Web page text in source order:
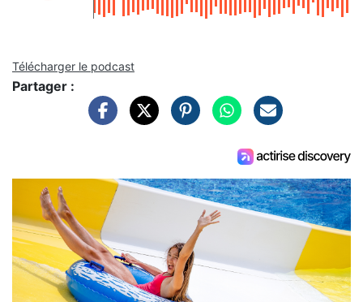
Télécharger le podcast
Partager :